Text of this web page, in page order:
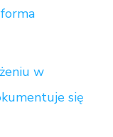
w
się